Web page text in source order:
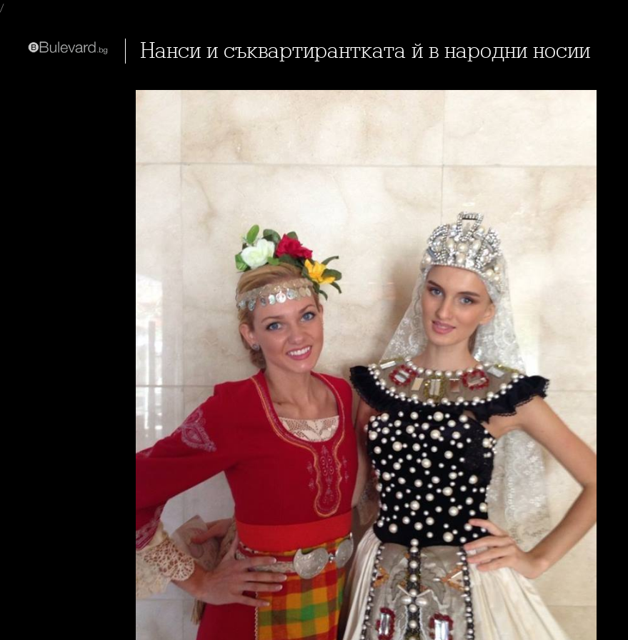
/
Нанси и съквартирантката й в народни носии